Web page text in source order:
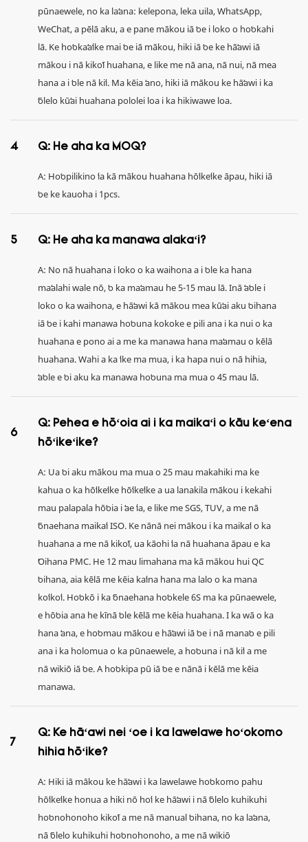
pūnaewele, no ka laʻana: kelepona, leka uila, WhatsApp,
WeChat, a pēlā aku, a e pane mākou iā ʻoe i loko o hoʻokahi
lā. Ke hoʻokaʻaʻike mai ʻoe iā mākou, hiki iā ʻoe ke hāʻawi iā
mākou i nā kikoʻī huahana, e like me nā ana, nā nui, nā mea
hana a i ʻole nā ​​kiʻi. Ma kēia ʻano, hiki iā mākou ke hāʻawi i ka
ʻōlelo kūʻai huahana pololei loa i ka hikiwawe loa.
4 Q: He aha ka MOQ?
A: Hoʻopilikino ʻia kā mākou huahana hōʻikeʻike āpau, hiki iā
ʻoe ke kauoha i 1pcs.
5 Q: He aha ka manawa alakaʻi?
A: No nā huahana i loko o ka waihona a i ʻole ka hana
maʻalahi wale nō, ʻo ka maʻamau he 5-15 mau lā. Inā ʻaʻole i
loko o ka waihona, e hāʻawi kā mākou mea kūʻai aku ʻoihana
iā ʻoe i kahi manawa hoʻouna kokoke e pili ana i ka nui o ka
huahana e pono ai a me ka manawa hana maʻamau o kēlā
huahana. Wahi a ka ʻike ma mua, i ka hapa nui o nā hihia,
ʻaʻole e ʻoi aku ka manawa hoʻouna ma mua o 45 mau lā.
6
Q: Pehea e hōʻoia ai i ka maikaʻi o kāu keʻena
hōʻikeʻike?
A: Ua ʻoi aku mākou ma mua o 25 mau makahiki ma ke
kahua o ka hōʻikeʻike hōʻikeʻike a ua lanakila mākou i kekahi
mau palapala hōʻoia i ʻae ʻia, e like me SGS, TUV, a me nā
ʻōnaehana maikaʻi ISO. Ke nānā nei mākou i ka maikaʻi o ka
huahana a me nā kikoʻī, ua kāohi ʻia nā huahana āpau e ka
ʻOihana PMC. He 12 mau limahana ma kā mākou hui QC
ʻoihana, aia kēlā me kēia kaʻina hana ma lalo o ka mana
koʻikoʻi. Hoʻokō i ka ʻōnaehana hoʻokele 6S ma ka pūnaewele,
e hōʻoia ana he kīnā ʻole kēlā me kēia huahana. I ka wā o ka
hana ʻana, e hoʻomau mākou e hāʻawi iā ʻoe i nā manaʻo e pili
ana i ka holomua o ka pūnaewele, a hoʻouna i nā kiʻi a me
nā wikiō iā ʻoe. A hoʻokipa pū iā ʻoe e nānā i kēlā me kēia
manawa.
7
Q: Ke hāʻawi nei ʻoe i ka lawelawe hoʻokomo
hihia hōʻike?
A: Hiki iā mākou ke hāʻawi i ka lawelawe hoʻokomo pahu
hōʻikeʻike honua a hiki nō hoʻi ke hāʻawi i nā ʻōlelo kuhikuhi
hoʻonohonoho kikoʻī a me nā manual ʻoihana, no ka laʻana,
nā ʻōlelo kuhikuhi hoʻonohonoho, a me nā wikiō